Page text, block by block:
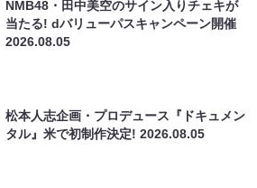
NMB48・田中美空のサイン入りチェキが
当たる! dバリューパスキャンペーン開催
2026.08.05
松本人志企画・プロデュース『ドキュメン
タル』米で初制作決定!2026.08.05